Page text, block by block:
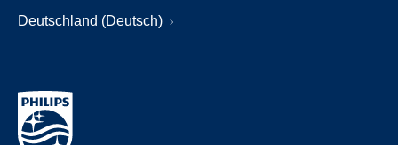
Deutschland (Deutsch)